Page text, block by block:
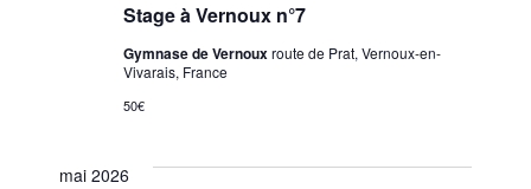
Stage à Vernoux n°7
Gymnase de Vernouxroute de Prat, Vernoux-en-
Vivarais, France
50€
mai 2026